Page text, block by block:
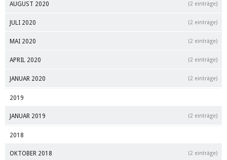
AUGUST 2020 (2 einträge)
JULI 2020 (2 einträge)
MAI 2020 (2 einträge)
APRIL 2020 (2 einträge)
JANUAR 2020 (2 einträge)
2019
JANUAR 2019 (2 einträge)
2018
OKTOBER 2018 (2 einträge)